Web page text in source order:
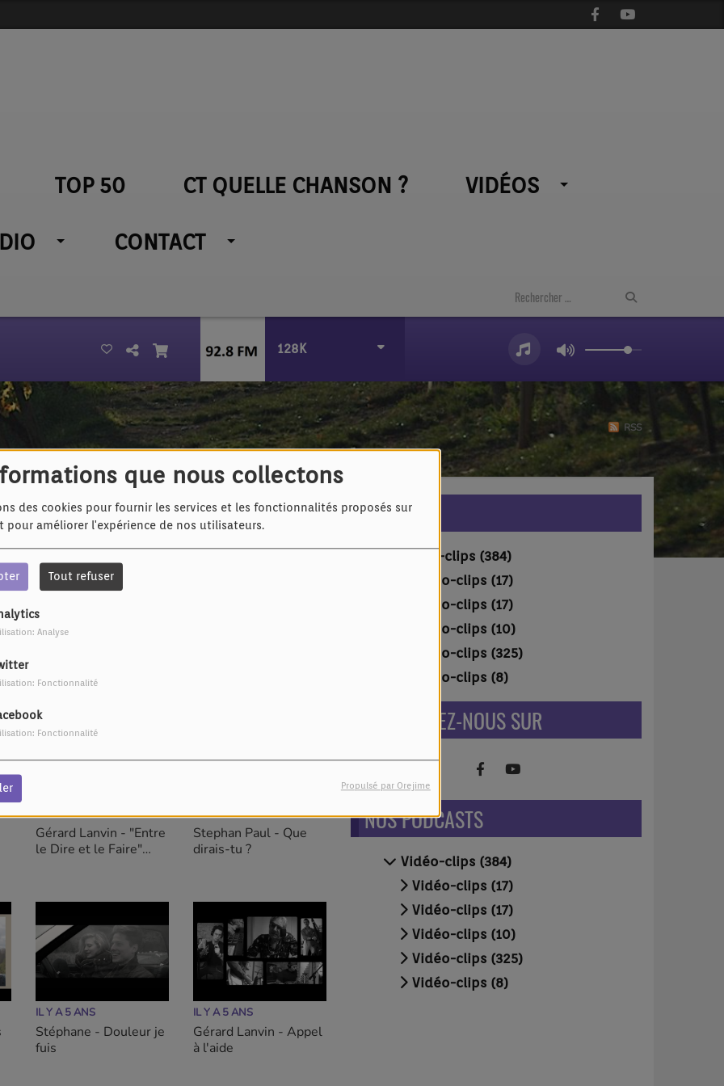
que nous collectons
des cookies pour fournir les services et les fonctionnalités proposés sur
pour améliorer l'expérience de nos utilisateurs.
Tout refuser
Analyse
Fonctionnalité
Fonctionnalité
Propulsé par Orejime
TOP 50 CT QUELLE CHANSON ? VIDÉOS
CONTACT
128K
RSS
IL Y A 5 ANS
La Zarra - Tu t'en iras
IL Y A 5 ANS
Gérard Lanvin - "Entre
le Dire et le Faire"
IL Y A 5 ANS
Stephan Paul - Que
dirais-tu ?
IL Y A 5 ANS
Stéphane - Douleur je
fuis
IL Y A 5 ANS
Gérard Lanvin - Appel
à l'aide
VIDÉOS
Vidéo-clips (384)
Vidéo-clips (17)
Vidéo-clips (17)
Vidéo-clips (10)
Vidéo-clips (325)
Vidéo-clips (8)
RETROUVEZ-NOUS SUR
NOS PODCASTS
Vidéo-clips (384)
Vidéo-clips (17)
Vidéo-clips (17)
Vidéo-clips (10)
Vidéo-clips (325)
Vidéo-clips (8)